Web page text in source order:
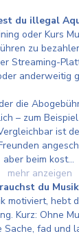
du illegal
oder Kurs
zu
Streaming-
anderweitig
die
– zum
ist
aber beim kost...
mehr anzeigen
du
motiviert, hebt
Kurz: Ohne
Sache, fad und